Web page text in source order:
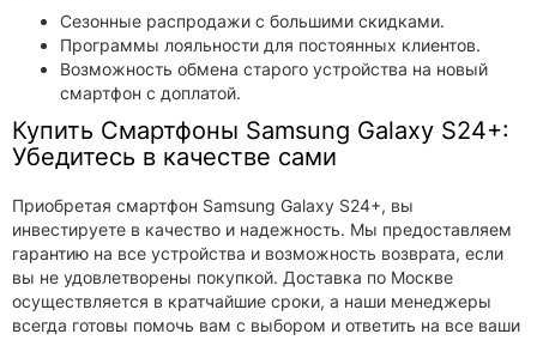
Сезонные распродажи с большими скидками.
Программы лояльности для постоянных клиентов.
Возможность обмена старого устройства на новый
смартфон с доплатой.
Купить Смартфоны Samsung Galaxy S24+:
Убедитесь в качестве сами
Приобретая смартфон Samsung Galaxy S24+, вы
инвестируете в качество и надежность. Мы предоставляем
гарантию на все устройства и возможность возврата, если
вы не удовлетворены покупкой. Доставка по Москве
осуществляется в кратчайшие сроки, а наши менеджеры
всегда готовы помочь вам с выбором и ответить на все ваши